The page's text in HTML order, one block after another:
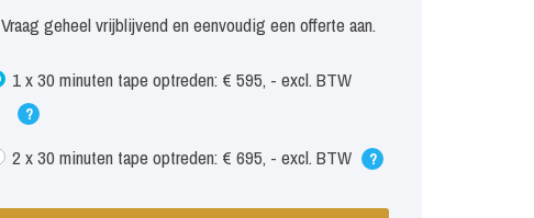
Vraag geheel vrijblijvend en eenvoudig een offerte aan.
1 x 30 minuten tape optreden: € 595, - excl. BTW
?
2 x 30 minuten tape optreden: € 695, - excl. BTW ?